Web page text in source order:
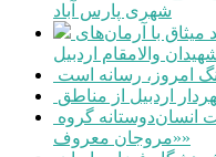
شهری پارس آباد
والامقام اردبیل
امروز، رسانه است
اردبیل از مناطق
«مروجان معروف»